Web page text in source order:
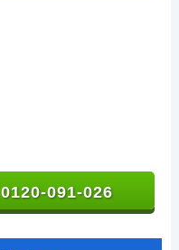
0120-091-026